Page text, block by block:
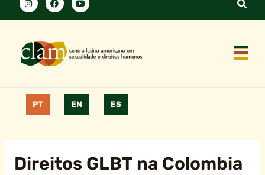
PT EN ES
Direitos GLBT na Colombia